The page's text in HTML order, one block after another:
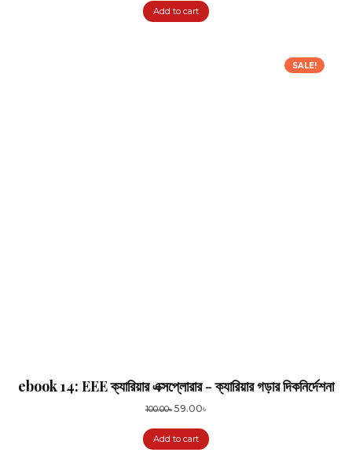
was:
is:
Add to cart
SALE!
ebook 14: EEE ক্যারিয়ার এক্সপ্লোরার - ক্যারিয়ার গড়ার দিকনির্দেশনা
100.00৳ Original
was:
59.00৳Current
is:
Add to cart